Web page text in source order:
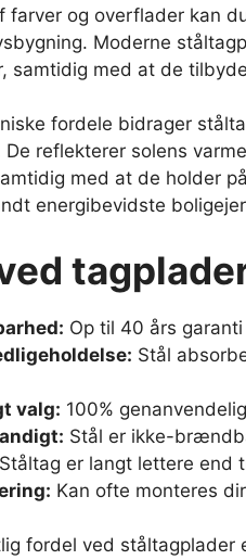
farver og overflader kan
Moderne
samtidig med at de
fordele bidrager
reflekterer solens
med at de holder
energibevidste
Op til 40 års
Stål
valg: 100%
Stål er ikke-
Ståltag er langt lettere end
Kan ofte monteres
fordel ved ståltagplader